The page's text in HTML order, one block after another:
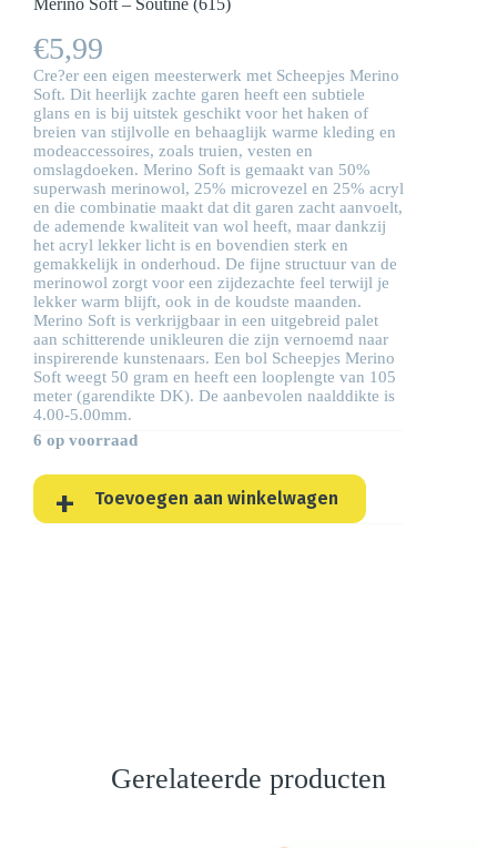
Merino Soft – Soutine (615)
€5,99
Cre?er een eigen meesterwerk met Scheepjes Merino
Soft. Dit heerlijk zachte garen heeft een subtiele
glans en is bij uitstek geschikt voor het haken of
breien van stijlvolle en behaaglijk warme kleding en
modeaccessoires, zoals truien, vesten en
omslagdoeken. Merino Soft is gemaakt van 50%
superwash merinowol, 25% microvezel en 25% acryl
en die combinatie maakt dat dit garen zacht aanvoelt,
de ademende kwaliteit van wol heeft, maar dankzij
het acryl lekker licht is en bovendien sterk en
gemakkelijk in onderhoud. De fijne structuur van de
merinowol zorgt voor een zijdezachte feel terwijl je
lekker warm blijft, ook in de koudste maanden.
Merino Soft is verkrijgbaar in een uitgebreid palet
aan schitterende unikleuren die zijn vernoemd naar
inspirerende kunstenaars. Een bol Scheepjes Merino
Soft weegt 50 gram en heeft een looplengte van 105
meter (garendikte DK). De aanbevolen naalddikte is
4.00-5.00mm.
6 op voorraad
Toevoegen aan winkelwagen
Gerelateerde producten